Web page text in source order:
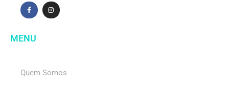
MENU
Quem Somos